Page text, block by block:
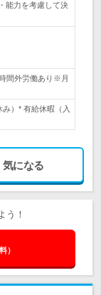
能力を考慮して決
間外労働あり※月
）* 有給休暇（入
気になる
う！
）